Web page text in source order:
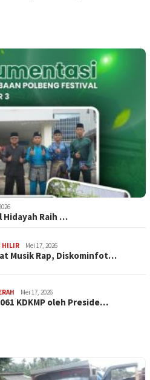
Hidayah Raih …
HILIR Mei 17, 2026
Musik Rap, Diskominfot…
Mei 17, 2026
KDKMP oleh Preside…